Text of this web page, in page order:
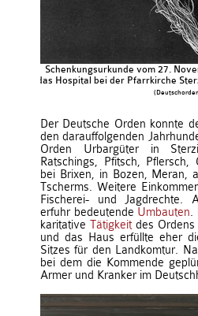
Schenkungsurkunde vom 27.
das Hospital bei der Pfarrkirche
Der Deutsche Orden konnte
den darauffolgenden
Orden Urbargüter in
Ratschings, Pfitsch,
bei Brixen, in Bozen, Meran,
Tscherms. Weitere
Fischerei- und Jagdrechte.
erfuhr bedeutende Umbauten.
karitative Tätigkeitdes Ordens
und das Haus erfüllte eher
Sitzes für den Landkomtur.
bei dem die Kommende
Armer und Kranker im